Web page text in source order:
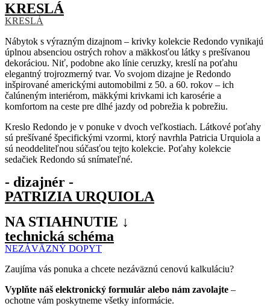
KRESLÁ
KRESLÁ
Nábytok s výrazným dizajnom – krivky kolekcie Redondo vynikajú
úplnou absenciou ostrých rohov a mäkkosťou látky s prešívanou
dekoráciou. Niť, podobne ako línie ceruzky, kreslí na poťahu
elegantný trojrozmerný tvar. Vo svojom dizajne je Redondo
inšpirované americkými automobilmi z 50. a 60. rokov – ich
čalúneným interiérom, mäkkými krivkami ich karosérie a
komfortom na ceste pre dlhé jazdy od pobrežia k pobrežiu.
Kreslo Redondo je v ponuke v dvoch veľkostiach. Látkové poťahy
sú prešívané špecifickými vzormi, ktorý navrhla Patricia Urquiola a
sú neoddeliteľnou súčasťou tejto kolekcie. Poťahy kolekcie
sedačiek Redondo sú snímateľné.
- dizajnér -
PATRIZIA URQUIOLA
NA STIAHNUTIE ↓
technická schéma
NEZÁVÄZNÝ DOPYT
Zaujíma vás ponuka a chcete nezáväznú cenovú kalkuláciu?
Vyplňte náš elektronický formulár alebo nám zavolajte –
ochotne vám poskytneme všetky informácie.